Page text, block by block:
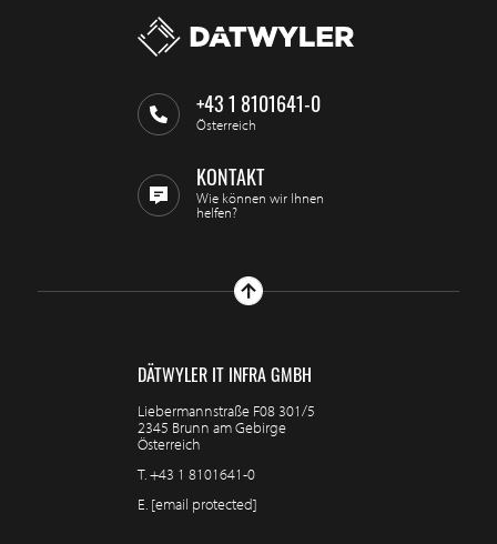
+43 1 8101641-0
Österreich
KONTAKT
Wie können wir Ihnen
helfen?
DÄTWYLER IT INFRA GMBH
Liebermannstraße F08 301/5
2345 Brunn am Gebirge
Österreich
T.+43 1 8101641-0
E. [email protected]